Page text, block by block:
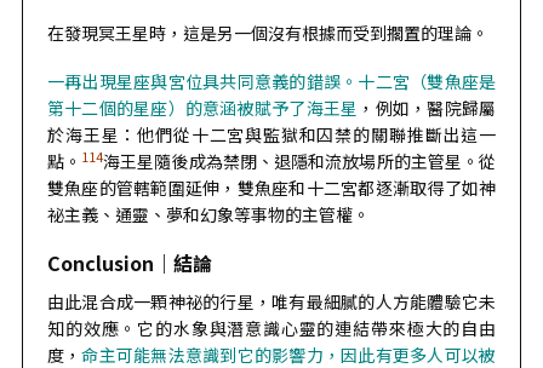
在發現冥王星時，這是另一個沒有根據而受到擱置的理論。
一再出現星座與宮位具共同意義的錯誤。十二宮（雙魚座是
第十二個的星座）的意涵被賦予了海王星 ，例如，醫院歸屬
於海王星：他們從十二宮與監獄和囚禁的關聯推斷出這一
點。 114海王星隨後成為禁閉、退隱和流放場所的主管星。從
雙魚座的管轄範圍延伸，雙魚座和十二宮都逐漸取得了如神
祕主義、通靈、夢和幻象等事物的主管權。
Conclusion｜ 結論
由此混合成一顆神祕的行星，唯有最細膩的人方能體驗它未
知的效應。它的水象與潛意識心靈的連結帶來極大的自由
度，命主可能無法意識到它的影響力，因此有更多人可以被